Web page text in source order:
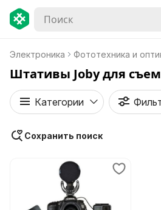
Электроника Фототехника и
Штативы Joby для
Категории
Сохранить поиск